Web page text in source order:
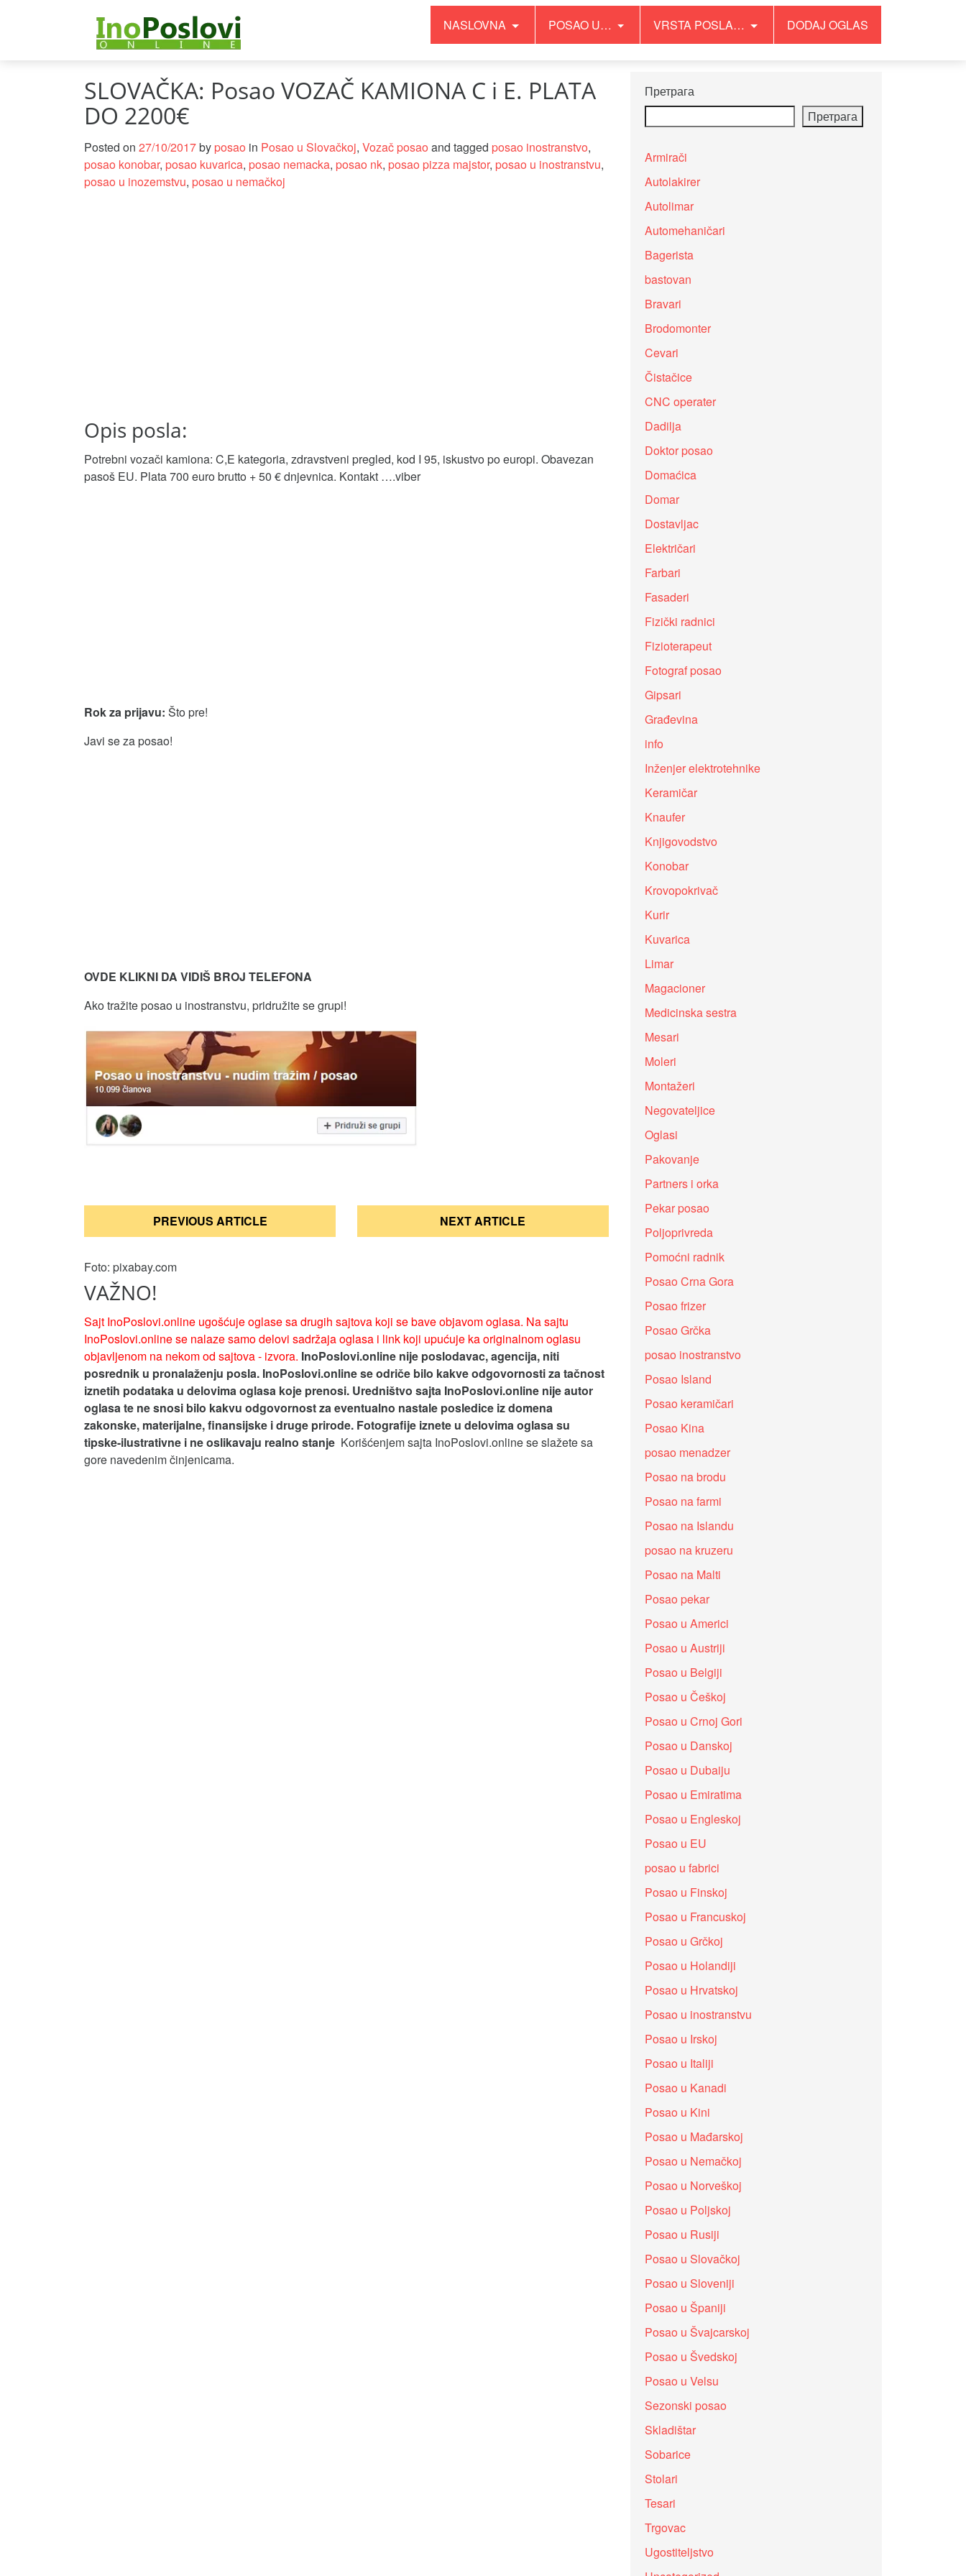
NASLOVNA POSAO U… VRSTA POSLA… DODAJ OGLAS
SLOVAČKA: Posao VOZAČ KAMIONA C i E. PLATA
DO 2200€
Posted on 27/10/2017by posao in Posao u Slovačkoj, Vozač posao and tagged posao inostranstvo,
posao konobar, posao kuvarica, posao nemacka, posao nk, posao pizza majstor, posao u inostranstvu,
posao u inozemstvu, posao u nemačkoj
Opis posla:
Potrebni vozači kamiona: C,E kategoria, zdravstveni pregled, kod I 95, iskustvo po europi. Obavezan
pasoš EU. Plata 700 euro brutto + 50 € dnjevnica. Kontakt ….viber
Rok za prijavu: Što pre!
Javi se za posao!
OVDE KLIKNI DA VIDIŠ BROJ TELEFONA
Ako tražite posao u inostranstvu, pridružite se grupi!
Кретање
PREVIOUS ARTICLE NEXT ARTICLE
Foto: pixabay.com
VAŽNO!
Sajt InoPoslovi.online ugošćuje oglase sa drugih sajtova koji se bave objavom oglasa. Na sajtu
InoPoslovi.online se nalaze samo delovi sadržaja oglasa i link koji upućuje ka originalnom oglasu
objavljenom na nekom od sajtova - izvora. InoPoslovi.online nije poslodavac, agencija, niti
posrednik u pronalaženju posla. InoPoslovi.online se odriče bilo kakve odgovornosti za tačnost
iznetih podataka u delovima oglasa koje prenosi. Uredništvo sajta InoPoslovi.online nije autor
oglasa te ne snosi bilo kakvu odgovornost za eventualno nastale posledice iz domena
zakonske, materijalne, finansijske i druge prirode. Fotografije iznete u delovima oglasa su
tipske-ilustrativne i ne oslikavaju realno stanje Korišćenjem sajta InoPoslovi.online se slažete sa
gore navedenim činjenicama.
Претрага
Претрага
Armirači
Autolakirer
Autolimar
Automehaničari
Bagerista
bastovan
Bravari
Brodomonter
Cevari
Čistačice
CNC operater
Dadilja
Doktor posao
Domaćica
Domar
Dostavljac
Električari
Farbari
Fasaderi
Fizički radnici
Fizioterapeut
Fotograf posao
Gipsari
Građevina
info
Inženjer elektrotehnike
Keramičar
Knaufer
Knjigovodstvo
Konobar
Krovopokrivač
Kurir
Kuvarica
Limar
Magacioner
Medicinska sestra
Mesari
Moleri
Montažeri
Negovateljice
Oglasi
Pakovanje
Partners i orka
Pekar posao
Poljoprivreda
Pomoćni radnik
Posao Crna Gora
Posao frizer
Posao Grčka
posao inostranstvo
Posao Island
Posao keramičari
Posao Kina
posao menadzer
Posao na brodu
Posao na farmi
Posao na Islandu
posao na kruzeru
Posao na Malti
Posao pekar
Posao u Americi
Posao u Austriji
Posao u Belgiji
Posao u Češkoj
Posao u Crnoj Gori
Posao u Danskoj
Posao u Dubaiju
Posao u Emiratima
Posao u Engleskoj
Posao u EU
posao u fabrici
Posao u Finskoj
Posao u Francuskoj
Posao u Grčkoj
Posao u Holandiji
Posao u Hrvatskoj
Posao u inostranstvu
Posao u Irskoj
Posao u Italiji
Posao u Kanadi
Posao u Kini
Posao u Mađarskoj
Posao u Nemačkoj
Posao u Norveškoj
Posao u Poljskoj
Posao u Rusiji
Posao u Slovačkoj
Posao u Sloveniji
Posao u Španiji
Posao u Švajcarskoj
Posao u Švedskoj
Posao u Velsu
Sezonski posao
Skladištar
Sobarice
Stolari
Tesari
Trgovac
Ugostiteljstvo